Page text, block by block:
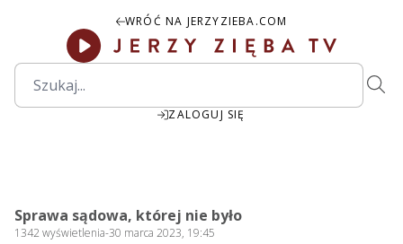
WRÓĆ NA JERZYZIEBA.COM
ZALOGUJ SIĘ
Play
Sprawa sądowa, której nie było
1342 wyświetlenia-30 marca 2023, 19:45